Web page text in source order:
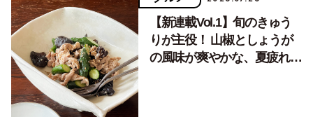
【新連載Vol.1】旬のきゅう
りが主役！ 山椒としょうが
の風味が爽やかな、夏疲れを